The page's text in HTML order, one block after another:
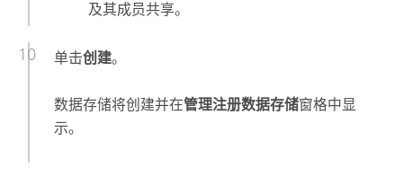
及其成员共享。
单击创建。
数据存储将创建并在管理注册数据存储窗格中显
示。